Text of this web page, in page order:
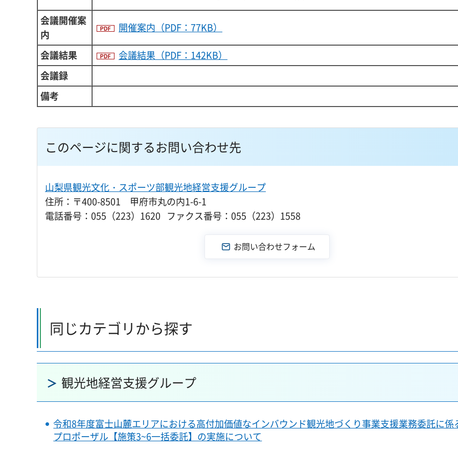
会議開催案
内
開催案内（PDF：77KB）
会議結果
会議結果（PDF：142KB）
会議録
備考
このページに関するお問い合わせ先
山梨県観光文化・スポーツ部観光地経営支援グループ
住所：〒400-8501 甲府市丸の内1-6-1
電話番号：055（223）1620 ファクス番号：055（223）1558
同じカテゴリから探す
観光地経営支援グループ
令和8年度富士山麓エリアにおける高付加価値なインバウンド観光地づくり事業支援業務委託に係
プロポーザル【施策3~6一括委託】の実施について